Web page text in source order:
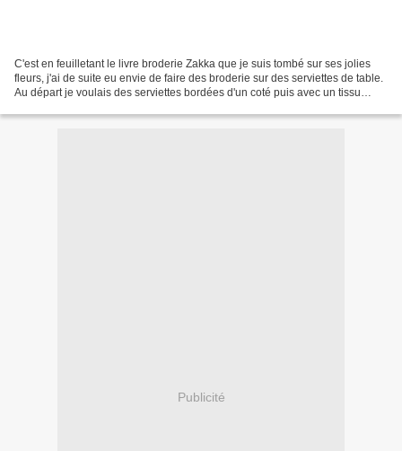
C'est en feuilletant le livre broderie Zakka que je suis tombé sur ses jolies
fleurs, j'ai de suite eu envie de faire des broderie sur des serviettes de table.
Au départ je voulais des serviettes bordées d'un coté puis avec un tissu
Publicité